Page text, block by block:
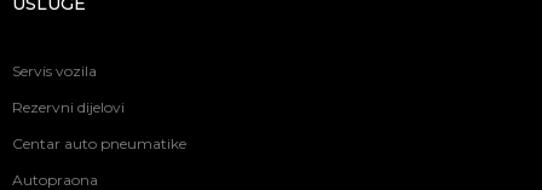
Servis vozila
Rezervni dijelovi
Centar auto pneumatike
Autopraona